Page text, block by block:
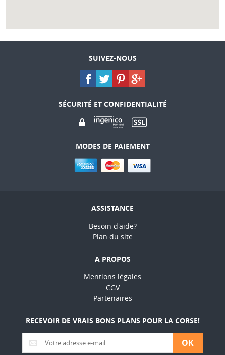
SUIVEZ-NOUS
SÉCURITÉ ET CONFIDENTIALITÉ
MODES DE PAIEMENT
ASSISTANCE
Besoin d'aide?
Plan du site
A PROPOS
Mentions légales
CGV
Partenaires
RECEVOIR DE VRAIS BONS PLANS POUR LA CORSE!
OK